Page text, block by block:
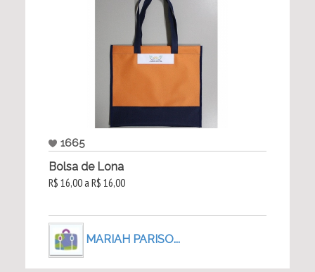
1665
Bolsa de Lona
R$ 16,00 a R$ 16,00
MARIAH PARISO...